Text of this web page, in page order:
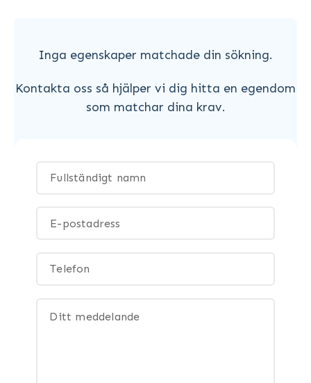
Inga egenskaper matchade din sökning.
Kontakta oss så hjälper vi dig hitta en egendom
som matchar dina krav.